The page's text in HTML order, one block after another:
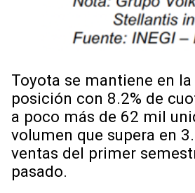
Toyota se mantiene en
posición con 8.2% de
a poco más de 62 mil
volumen que supera en
ventas del primer
pasado.